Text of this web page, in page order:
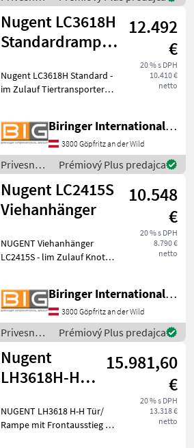
520) Rampe
vozíky /
Nugent
Nugent LC3618H
Standardrampe -
12.492
€
20 % s DPH
10.410 €
netto
Nugent LC3618H Standard -
im Zulauf Tiertransporter
Auflaufbremse
Parabelblattfedern
***Spezial-Federung
PARABOLIC EQUALISER***
Rückf
Biringer International GmbH
3800 Göpfritz an der Wild
Privesné
vozíky /
Nugent
Prémiový Plus predajca
Nugent LC2415S
Viehanhänger
10.548
€
20 % s DPH
8.790 €
netto
NUGENT Viehanhänger
LC2415S - lim Zulauf Knott
Parabelblattfedern
***Spezial-Federung
PARABOLIC EQUALIZER***
Rückfahrautomatik
Abschließba
Biringer International GmbH
3800 Göpfritz an der Wild
Privesné
vozíky /
Nugent
Prémiový Plus predajca
Nugent
LH3618H-H
Frontrampe im
Zulauf
15.981,60
€
20 % s DPH
13.318 €
netto
NUGENT LH3618 H-H Tür/
Rampe mit Frontausstieg -